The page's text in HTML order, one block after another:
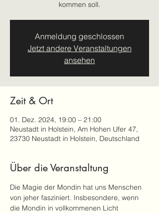
Anmeldung geschlossen
Jetzt andere Veranstaltungen
ansehen
Zeit & Ort
01. Dez. 2024, 19:00 – 21:00
Neustadt in Holstein, Am Hohen Ufer 47,
23730 Neustadt in Holstein, Deutschland
Über die Veranstaltung
Die Magie der Mondin hat uns Menschen
von jeher fasziniert. Insbesondere, wenn
die Mondin in vollkommenen Licht